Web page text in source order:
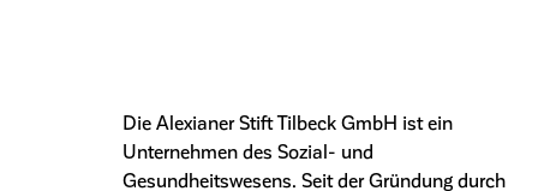
Die Alexianer Stift Tilbeck GmbH ist ein
Unternehmen des Sozial- und
Gesundheitswesens. Seit der Gründung durch